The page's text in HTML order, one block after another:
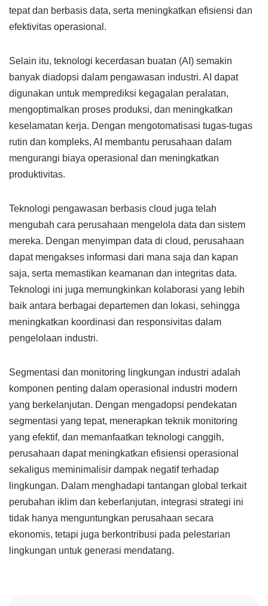
tepat dan berbasis data, serta meningkatkan efisiensi dan
efektivitas operasional.
Selain itu, teknologi kecerdasan buatan (AI) semakin
banyak diadopsi dalam pengawasan industri. AI dapat
digunakan untuk memprediksi kegagalan peralatan,
mengoptimalkan proses produksi, dan meningkatkan
keselamatan kerja. Dengan mengotomatisasi tugas-tugas
rutin dan kompleks, AI membantu perusahaan dalam
mengurangi biaya operasional dan meningkatkan
produktivitas.
Teknologi pengawasan berbasis cloud juga telah
mengubah cara perusahaan mengelola data dan sistem
mereka. Dengan menyimpan data di cloud, perusahaan
dapat mengakses informasi dari mana saja dan kapan
saja, serta memastikan keamanan dan integritas data.
Teknologi ini juga memungkinkan kolaborasi yang lebih
baik antara berbagai departemen dan lokasi, sehingga
meningkatkan koordinasi dan responsivitas dalam
pengelolaan industri.
Segmentasi dan monitoring lingkungan industri adalah
komponen penting dalam operasional industri modern
yang berkelanjutan. Dengan mengadopsi pendekatan
segmentasi yang tepat, menerapkan teknik monitoring
yang efektif, dan memanfaatkan teknologi canggih,
perusahaan dapat meningkatkan efisiensi operasional
sekaligus meminimalisir dampak negatif terhadap
lingkungan. Dalam menghadapi tantangan global terkait
perubahan iklim dan keberlanjutan, integrasi strategi ini
tidak hanya menguntungkan perusahaan secara
ekonomis, tetapi juga berkontribusi pada pelestarian
lingkungan untuk generasi mendatang.